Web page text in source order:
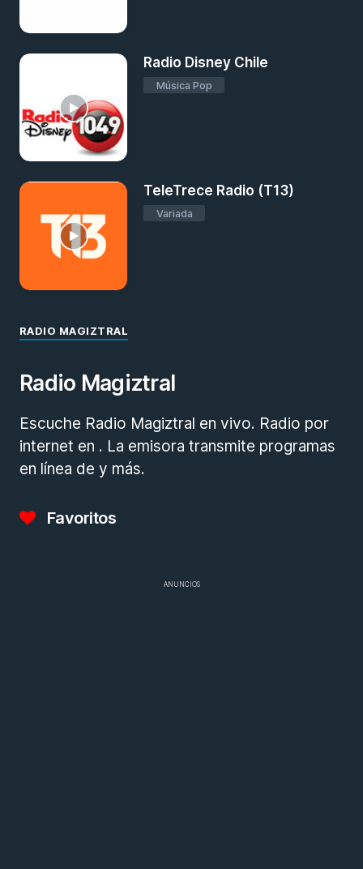
Radio Disney Chile
Música Pop
TeleTrece Radio (T13)
Variada
RADIO MAGIZTRAL
Radio Magiztral
Escuche Radio Magiztral en vivo. Radio por
internet en . La emisora transmite programas
en línea de y más.
Favoritos
ANUNCIOS